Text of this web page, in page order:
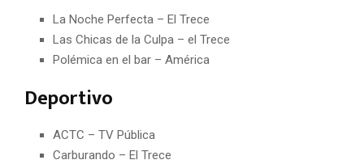
La Noche Perfecta – El Trece
Las Chicas de la Culpa – el Trece
Polémica en el bar – América
Deportivo
ACTC – TV Pública
Carburando – El Trece